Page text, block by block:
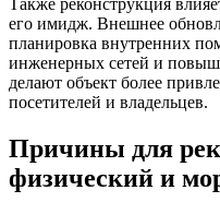
Также реконструкция
его имидж. Внешнее
планировка внутренних
инженерных сетей и
делают объект более
посетителей и владельцев.
Причины для
физический и